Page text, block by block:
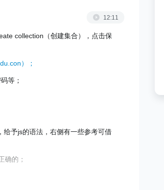
12:11
collection（创建集合），点击保
）；
等；
予js的语法，右侧有一些参考可借
确的；